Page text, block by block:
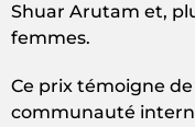
Shuar Arutam et,
femmes.
Ce prix témoigne
communauté